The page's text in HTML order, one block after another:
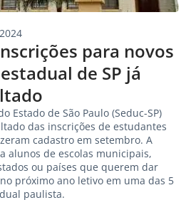
para novos
de SP já
Estado de São Paulo (Seduc-SP)
das inscrições de estudantes
cadastro em setembro. A
alunos de escolas municipais,
ou países que querem dar
próximo ano letivo em uma das 5
paulista.